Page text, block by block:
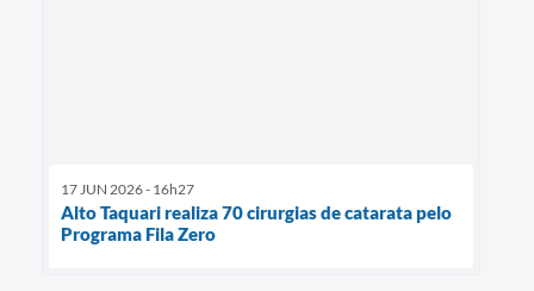
17 JUN 2026 - 16h27
Alto Taquari realiza 70 cirurgias de catarata pelo
Programa Fila Zero